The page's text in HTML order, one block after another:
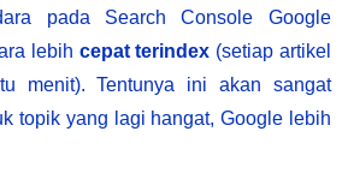
pada Search Console Google
lebih cepat terindex (setiap artikel
menit). Tentunya ini akan sangat
topik yang lagi hangat, Google lebih